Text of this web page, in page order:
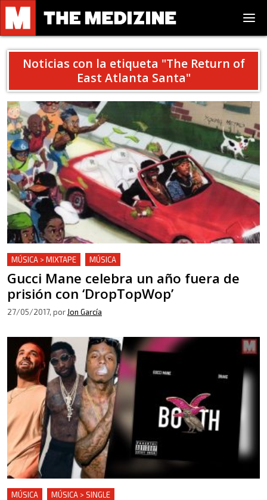
Noticias con la etiqueta "The Return of
East Atlanta Santa"
MÚSICA > MIXTAPE MÚSICA
Gucci Mane celebra un año fuera de
prisión con ‘DropTopWop’
27/05/2017, por Jon García
MÚSICA MÚSICA > SINGLE